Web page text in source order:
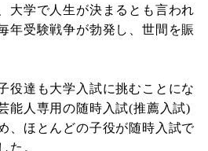
大学で人生が決まるとも言われ
年受験戦争が勃発し、世間を賑
役達も大学入試に挑むことにな
能人専用の随時入試(推薦入試)
、ほとんどの子役が随時入試で
た。